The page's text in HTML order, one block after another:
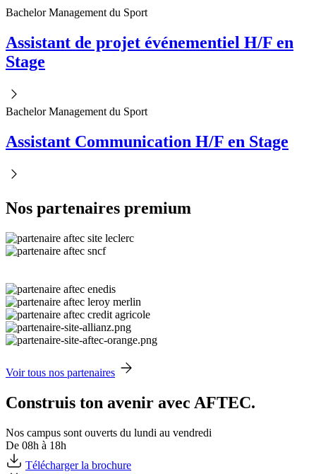
Bachelor Management du Sport
Assistant de projet événementiel H/F en
Stage
Bachelor Management du Sport
Assistant Communication H/F en Stage
Nos partenaires premium
Voir tous nos partenaires
Construis ton avenir avec AFTEC.
Nos campus sont ouverts du lundi au vendredi
De 08h à 18h
Télécharger la brochure